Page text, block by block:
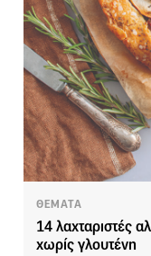
ΘΕΜΑΤΑ
14 λαχταριστές
χωρίς γλουτένη